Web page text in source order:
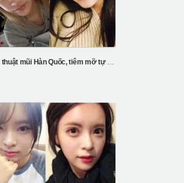
Phẫu thuật mũi Hàn Quốc, tiêm mỡ tự thân